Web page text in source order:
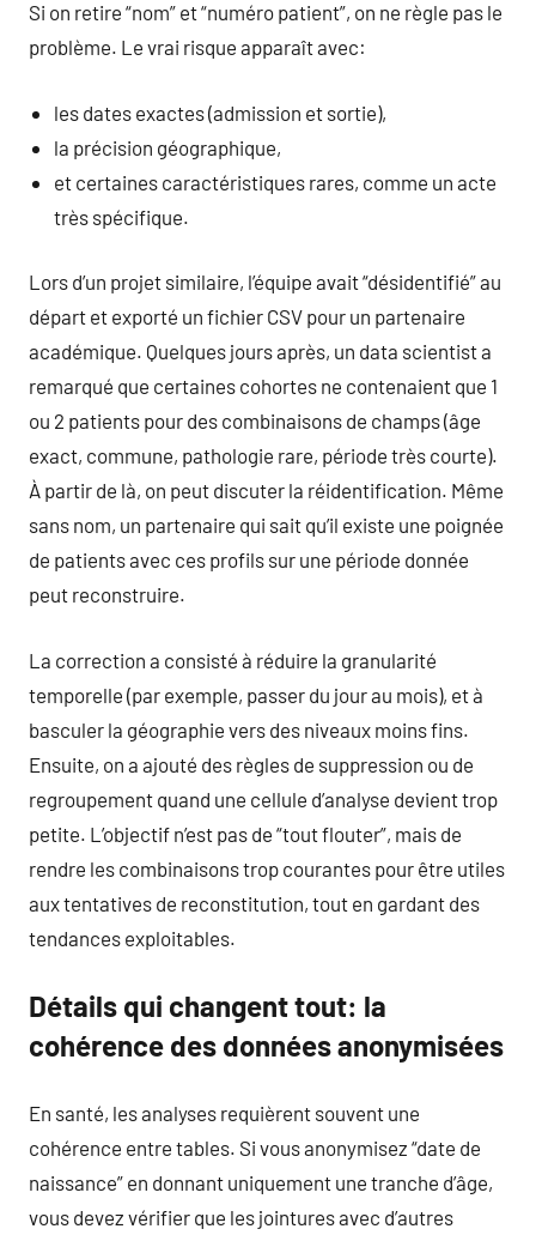
Si on retire “nom” et “numéro patient”, on ne règle pas le
problème. Le vrai risque apparaît avec:
les dates exactes (admission et sortie),
la précision géographique,
et certaines caractéristiques rares, comme un acte
très spécifique.
Lors d’un projet similaire, l’équipe avait “désidentifié” au
départ et exporté un fichier CSV pour un partenaire
académique. Quelques jours après, un data scientist a
remarqué que certaines cohortes ne contenaient que 1
ou 2 patients pour des combinaisons de champs (âge
exact, commune, pathologie rare, période très courte).
À partir de là, on peut discuter la réidentification. Même
sans nom, un partenaire qui sait qu’il existe une poignée
de patients avec ces profils sur une période donnée
peut reconstruire.
La correction a consisté à réduire la granularité
temporelle (par exemple, passer du jour au mois), et à
basculer la géographie vers des niveaux moins fins.
Ensuite, on a ajouté des règles de suppression ou de
regroupement quand une cellule d’analyse devient trop
petite. L’objectif n’est pas de “tout flouter”, mais de
rendre les combinaisons trop courantes pour être utiles
aux tentatives de reconstitution, tout en gardant des
tendances exploitables.
Détails qui changent tout: la
cohérence des données anonymisées
En santé, les analyses requièrent souvent une
cohérence entre tables. Si vous anonymisez “date de
naissance” en donnant uniquement une tranche d’âge,
vous devez vérifier que les jointures avec d’autres